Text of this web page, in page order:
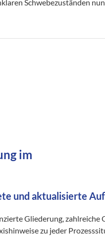
Schwebezuständen
im
und aktualisierte
Gliederung, zahlreiche
zu jeder